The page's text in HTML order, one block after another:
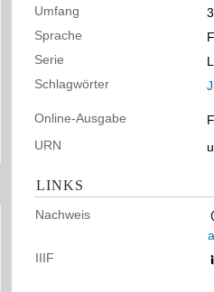
Umfang
Sprache
Serie
Schlagwörter
Online-Ausgabe
URN
LINKS
Nachweis
IIIF